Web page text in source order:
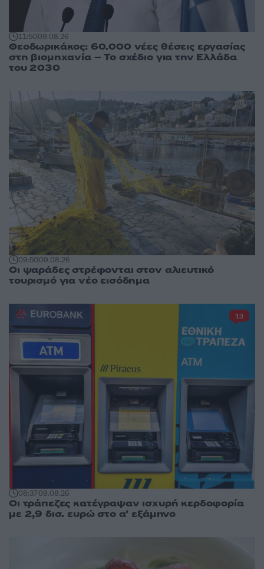
11:5009.08.26
Θεοδωρικάκος: 60.000 νέες θέσεις εργασίας
στη βιομηχανία – Το σχέδιο για την Ελλάδα
του 2030
09:5009.08.26
Οι ψαράδες στρέφονται στον αλιευτικό
τουρισμό για νέο εισόδημα
08:3709.08.26
Οι τράπεζες κατέγραψαν ισχυρή κερδοφορία
με 2,9 δισ. ευρώ στο α’ εξάμηνο
13